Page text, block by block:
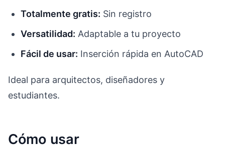
Totalmente gratis: Sin registro
Versatilidad: Adaptable a tu proyecto
Fácil de usar: Inserción rápida en AutoCAD
Ideal para arquitectos, diseñadores y
estudiantes.
Cómo usar